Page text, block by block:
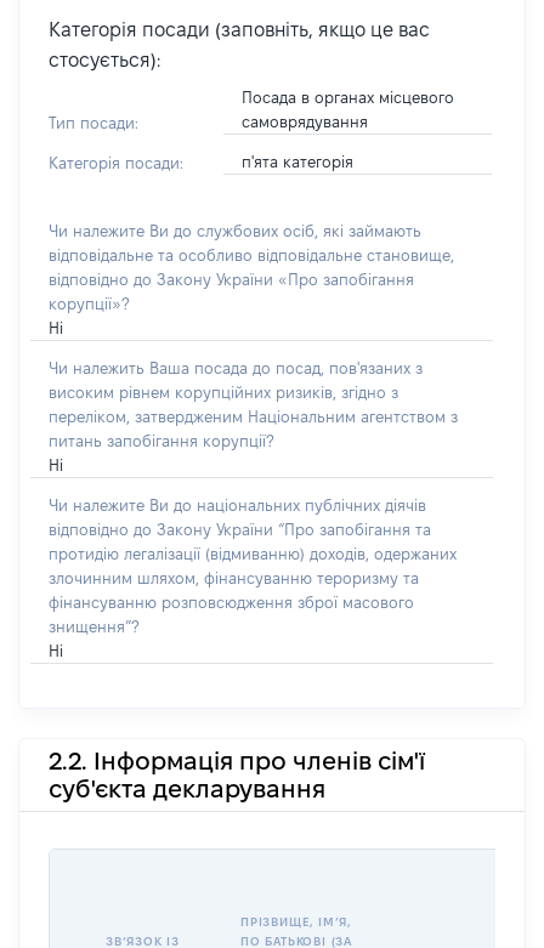
Категорія посади (заповніть, якщо це вас
стосується):
Тип посади:
Посада в органах місцевого
самоврядування
Категорія посади: п'ята категорія
Чи належите Ви до службових осіб, які займають
відповідальне та особливо відповідальне становище,
відповідно до Закону України «Про запобігання
корупції»?
Ні
Чи належить Ваша посада до посад, пов'язаних з
високим рівнем корупційних ризиків, згідно з
переліком, затвердженим Національним агентством з
питань запобігання корупції?
Ні
Чи належите Ви до національних публічних діячів
відповідно до Закону України “Про запобігання та
протидію легалізації (відмиванню) доходів, одержаних
злочинним шляхом, фінансуванню тероризму та
фінансуванню розповсюдження зброї масового
знищення”?
Ні
2.2. Інформація про членів сім'ї
суб'єкта декларування
ЗВʼЯЗОК ІЗ
ПРІЗВИЩЕ, ІМʼЯ,
ПО БАТЬКОВІ (ЗА